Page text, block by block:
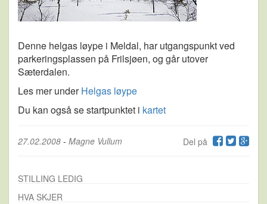
Denne helgas løype i Meldal, har utgangspunkt ved
parkeringsplassen på Frilsjøen, og går utover
Sæterdalen.
Les mer underHelgas løype
Du kan også se startpunktet i kartet
Del på
27.02.2008 - Magne Vullum
STILLING LEDIG
HVA SKJER